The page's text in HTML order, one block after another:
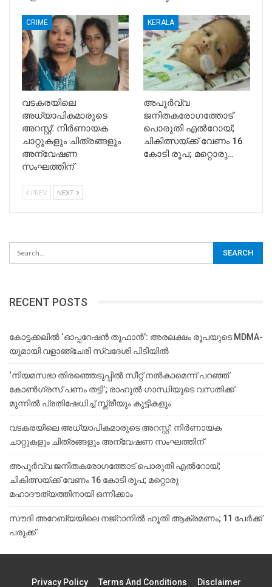
CRIME
വടകരയിലെ
അധ്യാപികമാരുടെ
അറസ്റ്റ്: നിർണായക
ചാറ്റുകളും ചിത്രങ്ങളും
അന്വേഷണ
സംഘത്തിന്
KERALA
അപൂര്‍വ്വ
ജനിതകരോഗത്തോട്
പൊരുതി എല്‍റോയ്;
ചികിത്സയ്ക്ക് വേണം 16
കോടി രൂപ; മറ്റൊരു…
PREV NEXT
RECENT POSTS
കോട്ടക്കലിൽ ‘ഓപ്പറേഷൻ തൂഫാൻ’: അരലക്ഷം രൂപയുടെ MDMA-
യുമായി വളാഞ്ചേരി സ്വദേശി പിടിയിൽ
‘നിയമസഭാ തിരഞ്ഞെടുപ്പിൽ സീറ്റ് നൽകാമെന്ന് പറഞ്ഞ്
കോൺഗ്രസ് പണം തട്ടി’; രാഹുൽ ഗാന്ധിയുടെ വസതിക്ക്
മുന്നിൽ പ്രതിഷേധിച്ച് സ്ത്രീയും കുട്ടികളും
വടകരയിലെ അധ്യാപികമാരുടെ അറസ്റ്റ്: നിർണായക
ചാറ്റുകളും ചിത്രങ്ങളും അന്വേഷണ സംഘത്തിന്
അപൂര്‍വ്വ ജനിതകരോഗത്തോട് പൊരുതി എല്‍റോയ്;
ചികിത്സയ്ക്ക് വേണം 16 കോടി രൂപ; മറ്റൊരു
മഹാദൗത്യത്തിനായി ഒന്നിക്കാം
സൗദി അറേബ്യയിലെ നജ്‌റാനില്‍ ഹൂതി ആക്രമണം; 11 പേര്‍ക്ക്
പരുക്ക്
Privacy Policy Terms And Conditions Disclaimer